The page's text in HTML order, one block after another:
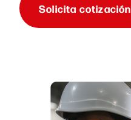
Solicita cotización